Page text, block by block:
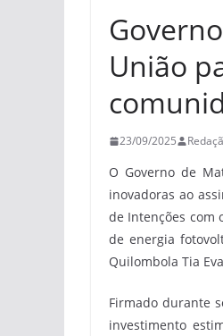
União
23/09/2025
O Governo de
inovadoras ao
de Intenções com
de energia
Quilombola Tia
Firmado durante
investimento